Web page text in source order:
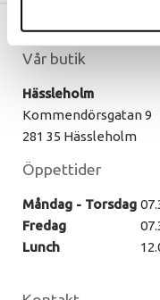
Vår butik
Hässleholm
Kommendörsgatan 9
281 35 Hässleholm
Öppettider
Måndag - Torsdag
Fredag
Lunch